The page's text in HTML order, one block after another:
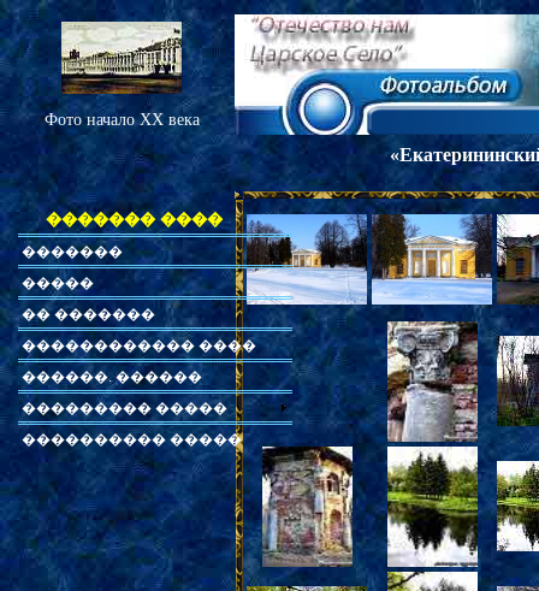
Фото начало XX века
������� ����
�������
�����
�� �������
������������ ����
������. ������
��������� �����
���������� �����